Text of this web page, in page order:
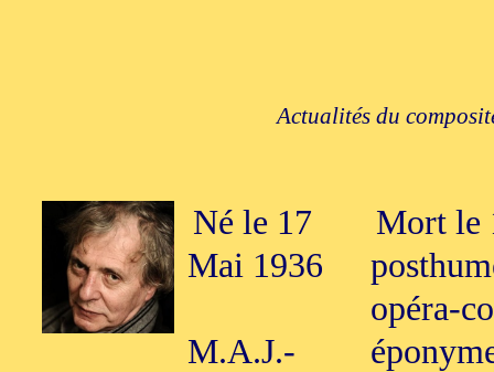
Actualités du
Né le 17
Mai 1936
M.A.J.-
Mort le
opéra-